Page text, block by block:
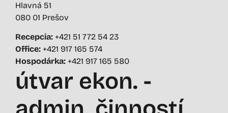
Hlavná 51
080 01 Prešov
Recepcia: +421 51 772 54 23
Office: +421 917 165 574
Hospodárka: +421 917 165 580
útvar ekon. -